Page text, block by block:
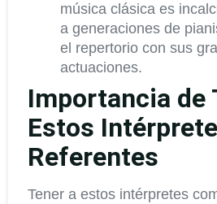
música clásica es
a generaciones de
el repertorio con sus
actuaciones.
Importancia de
Estos
Referentes
Tener a estos intérpretes